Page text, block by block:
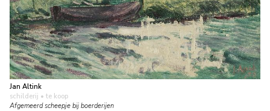
Jan Altink
schilderij • te koop
Afgemeerd scheepje bij boerderijen